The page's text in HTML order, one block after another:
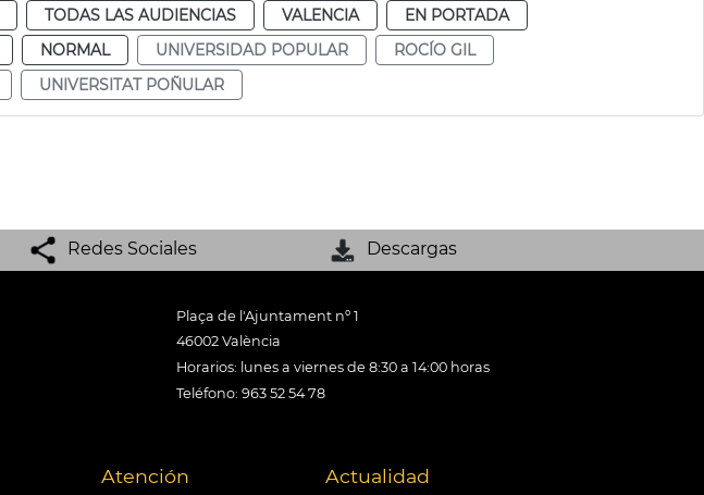
TODAS LAS AUDIENCIAS VALENCIA
EN PORTADA
NORMAL UNIVERSIDAD POPULAR
ROCÍO GIL
UNIVERSITAT POÑULAR
Redes Sociales Descargas
Plaça de l'Ajuntament nº 1
46002 València
Horarios: lunes a viernes de 8:30 a 14:00 horas
Teléfono: 963 52 54 78
Atención
Actualidad